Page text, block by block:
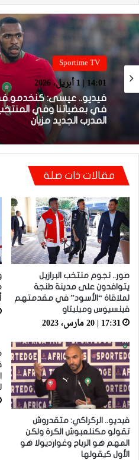
Sportime TV
14:01 | 1 أبريل، 2026
فيديو.. عيسى: كنخدمو في
في بعضياتنا وفي
المدرب الجديد مزيان
مقالات ذات صلة
صور.. نجوم منتخب البرازيل
يتوافدون على مدينة طنجة
لملاقاة “الأسود” في مقدمتهم
فينسيوس وميليتاو
17:31 | 20 مارس، 2023
فيديو.. الركراكي: متقدروش
تقولو مكنلعبوش الكرة ولكن
المهم هو الرباح وغوارديولا هو
الأول كيقولها